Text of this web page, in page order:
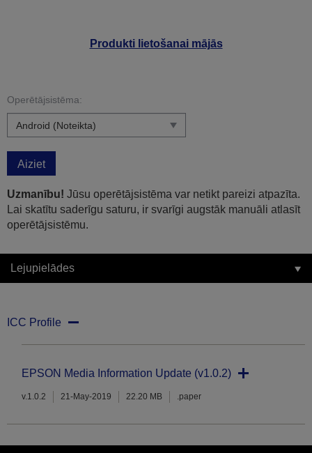
Produkti lietošanai mājās
Operētājsistēma:
Aiziet
Uzmanību! Jūsu operētājsistēma var netikt pareizi atpazīta.
Lai skatītu saderīgu saturu, ir svarīgi augstāk manuāli atlasīt
operētājsistēmu.
Lejupielādes
ICC Profile
EPSON Media Information Update (v1.0.2)
v.1.0.2 21-May-2019 22.20 MB .paper